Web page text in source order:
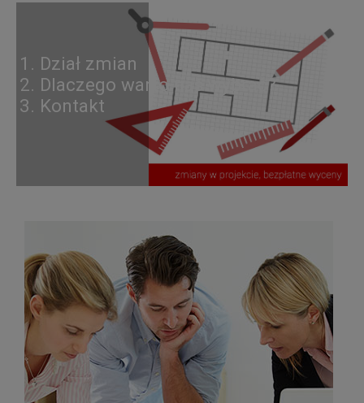
1. Dział zmian
2. Dlaczego warto nas wybrać?
3. Kontakt